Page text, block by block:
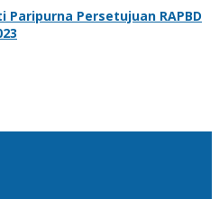
Persetujuan RAPBD